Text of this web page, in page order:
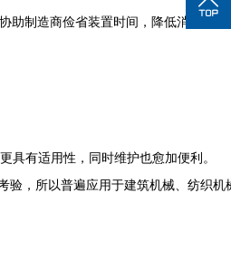
助制造商俭省装置时间，降低消费本钱
有适用性，同时维护也愈加便利。
验，所以普遍应用于建筑机械、纺织机